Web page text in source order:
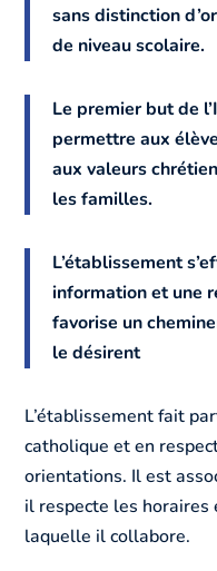
sans distinction
de niveau scolaire.
Le premier but de
permettre aux
aux valeurs
les familles.
L’établissement
information et une
favorise un
le désirent
L’établissement fait
catholique et en
orientations. Il est
il respecte les horaires
laquelle il collabore.